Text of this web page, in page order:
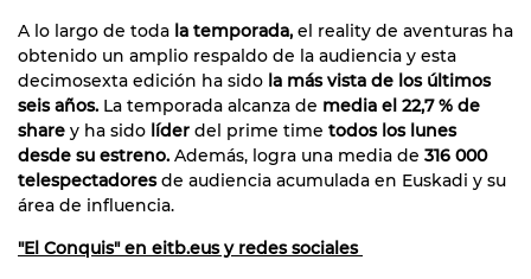
A lo largo de toda la temporada, el reality de aventuras ha
obtenido un amplio respaldo de la audiencia y esta
decimosexta edición ha sido la más vista de los últimos
seis años. La temporada alcanza de media el 22,7 % de
share y ha sido líder del prime time todos los lunes
desde su estreno. Además, logra una media de 316 000
telespectadoresde audiencia acumulada en Euskadi y su
área de influencia.
"El Conquis" en eitb.eus y redes sociales